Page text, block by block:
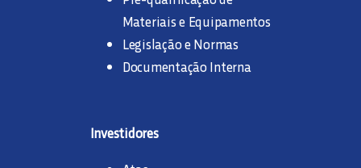
Materiais e Equipamentos
Legislação e Normas
Documentação Interna
Investidores